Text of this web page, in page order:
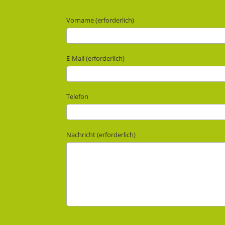
Vorname (erforderlich)
E-Mail (erforderlich)
Telefon
Nachricht (erforderlich)